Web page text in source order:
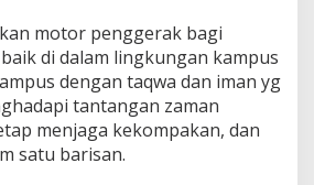
motor penggerak bagi
di dalam lingkungan kampus
dengan taqwa dan iman yg
tantangan zaman
menjaga kekompakan, dan
satu barisan.